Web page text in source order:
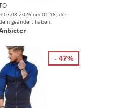
07.08.2026 um 01:18; der
geändert haben.
- 47%